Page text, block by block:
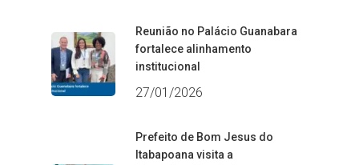
Reunião no Palácio Guanabara
fortalece alinhamento
institucional
27/01/2026
Prefeito de Bom Jesus do
Itabapoana visita a